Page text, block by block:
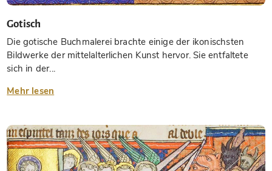
Gotisch
Die gotische Buchmalerei brachte einige der ikonischsten
Bildwerke der mittelalterlichen Kunst hervor. Sie entfaltete
sich in der...
Mehr lesen